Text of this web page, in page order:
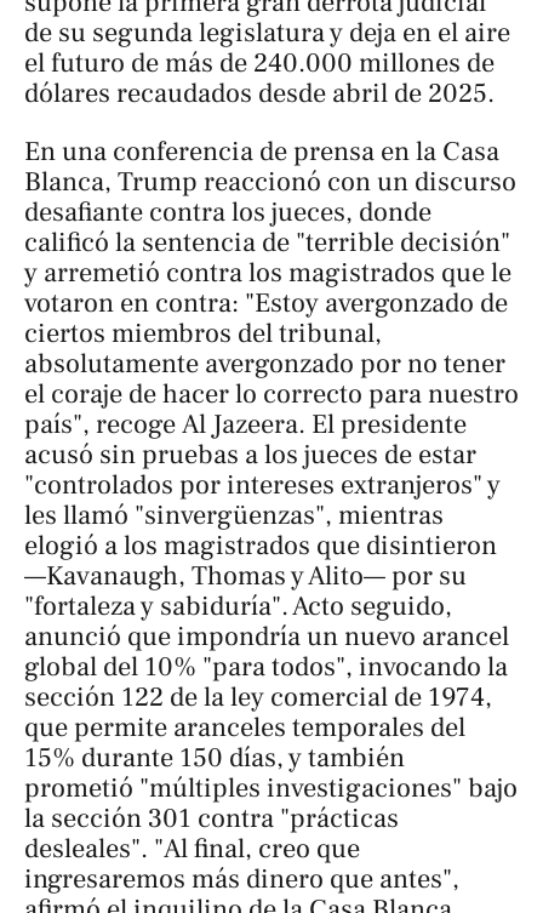
de su segunda legislatura y deja en el aire
el futuro de más de 240.000 millones de
dólares recaudados desde abril de 2025.
En una conferencia de prensa en la Casa
Blanca, Trump reaccionó con un discurso
desafiante contra los jueces, donde
calificó la sentencia de "terrible decisión"
y arremetió contra los magistrados que le
votaron en contra: "Estoy avergonzado de
ciertos miembros del tribunal,
absolutamente avergonzado por no tener
el coraje de hacer lo correcto para nuestro
país", recogeAl Jazeera. El presidente
acusó sin pruebas a los jueces de estar
"controlados por intereses extranjeros" y
les llamó "sinvergüenzas", mientras
elogió a los magistrados que disintieron
—Kavanaugh, Thomas y Alito— por su
"fortaleza y sabiduría". Acto seguido,
anunció que impondría un nuevo arancel
global del 10% "para todos", invocando la
sección 122 de la ley comercial de 1974,
que permite aranceles temporales del
15% durante 150 días, y también
prometió "múltiples investigaciones" bajo
la sección 301 contra "prácticas
desleales". "Al final, creo que
ingresaremos más dinero que antes",